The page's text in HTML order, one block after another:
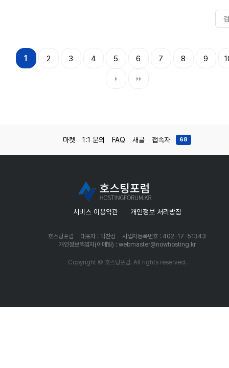
1 2 3 4 5 6 7 8 9
마켓 1:1 문의 FAQ 새글 접속자 68
서비스 이용약관 개인정보 처리방침
호스팅포럼 대표자 : 박찬성
사업자등록번호 : 402-17-51343
개인정보책임자(이메일) : webmaster@nowhosting.kr
Copyright © 호스팅포럼. All rights reserved.